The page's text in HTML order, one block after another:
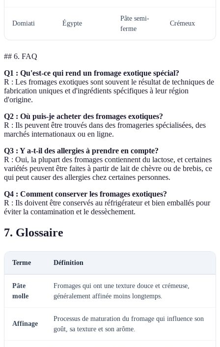
Domiati Égypte
Pâte semi-
ferme
Crémeux
## 6. FAQ
Q1 : Qu'est-ce qui rend un fromage exotique spécial?
R : Les fromages exotiques sont souvent le résultat de techniques de
fabrication uniques et d'ingrédients spécifiques à leur région
d'origine.
Q2 : Où puis-je acheter des fromages exotiques?
R : Ils peuvent être trouvés dans des fromageries spécialisées, des
marchés internationaux ou en ligne.
Q3 : Y a-t-il des allergies à prendre en compte?
R : Oui, la plupart des fromages contiennent du lactose, et certaines
variétés peuvent être faites à partir de lait de chèvre ou de brebis, ce
qui peut causer des allergies chez certaines personnes.
Q4 : Comment conserver les fromages exotiques?
R : Ils doivent être conservés au réfrigérateur et bien emballés pour
éviter la contamination et le dessèchement.
7. Glossaire
Terme Définition
Pâte
molle
Fromages qui ont une texture douce et crémeuse,
généralement affinée moins longtemps.
Affinage
Processus de maturation du fromage qui influence son
goût, sa texture et son arôme.